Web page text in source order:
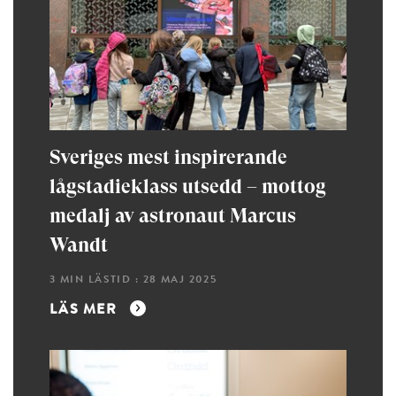
Sveriges mest inspirerande
lågstadieklass utsedd – mottog
medalj av astronaut Marcus
Wandt
3 MIN LÄSTID : 28 MAJ 2025
LÄS MER